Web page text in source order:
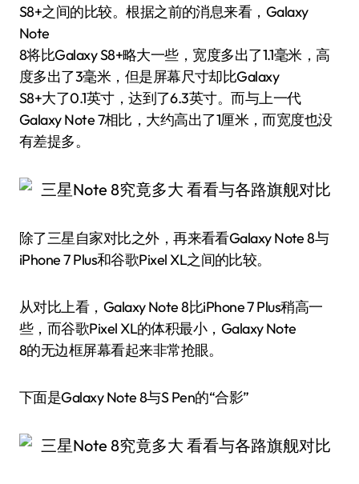
S8+之间的比较。根据之前的消息来看，Galaxy
Note
8将比Galaxy S8+略大一些，宽度多出了1.1毫米，高
度多出了3毫米，但是屏幕尺寸却比Galaxy
S8+大了0.1英寸，达到了6.3英寸。而与上一代
Galaxy Note 7相比，大约高出了1厘米，而宽度也没
有差提多。
除了三星自家对比之外，再来看看Galaxy Note 8与
iPhone 7 Plus和谷歌Pixel XL之间的比较。
从对比上看，Galaxy Note 8比iPhone 7 Plus稍高一
些，而谷歌Pixel XL的体积最小，Galaxy Note
8的无边框屏幕看起来非常抢眼。
下面是Galaxy Note 8与S Pen的“合影”